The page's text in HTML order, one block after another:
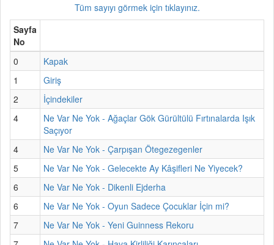
Tüm sayıyı görmek için tıklayınız.
Sayfa
No
0
Kapak
1
Giriş
2
İçindekiler
4
Ne Var Ne Yok - Ağaçlar Gök Gürültülü Fırtınalarda Işık
Saçıyor
4
Ne Var Ne Yok - Çarpışan Ötegezegenler
5
Ne Var Ne Yok - Gelecekte Ay Kâşifleri Ne Yiyecek?
6
Ne Var Ne Yok - Dikenli Ejderha
6
Ne Var Ne Yok - Oyun Sadece Çocuklar İçin mi?
7
Ne Var Ne Yok - Yeni Guinness Rekoru